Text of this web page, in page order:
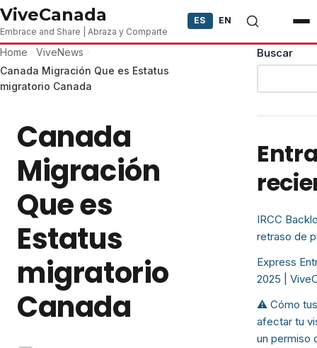
Skip to content
ViveCanada
Embrace and Share | Abraza y Comparte
ES EN
Home
ViveNews
Canada Migración Que es Estatus
migratorio Canada
Canada
Migración
Que es
Estatus
migratorio
Canada
Buscar
IRCC
retraso de
Express
2025 |
⚠️ Cómo
afectar tu
un permiso